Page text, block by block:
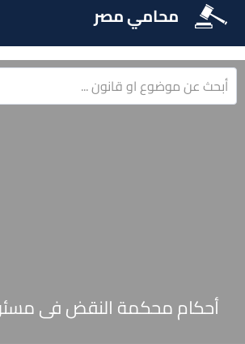
محامي مصر
أحكام محكمة النقض فى